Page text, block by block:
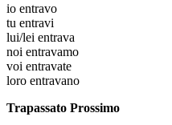
io entravo
tu entravi
lui/lei entrava
noi entravamo
voi entravate
loro entravano
Trapassato Prossimo